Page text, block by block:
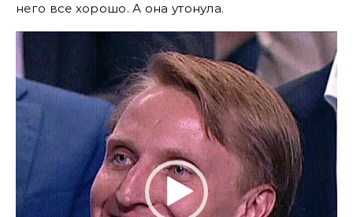
него все хорошо. А она утонула.
Видеоплеер